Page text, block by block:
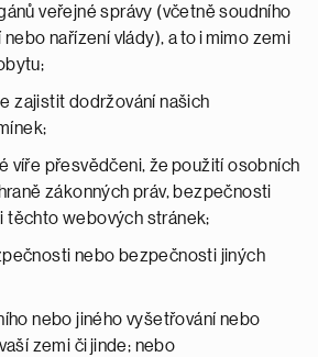
veřejné správy (včetně soudního
nařízení vlády), a to i mimo zemi
zajistit dodržování našich
víře přesvědčeni, že použití osobních
zákonných práv, bezpečnosti
těchto webových stránek;
nebo bezpečnosti jiných
nebo jiného vyšetřování nebo
zemi či jinde; nebo